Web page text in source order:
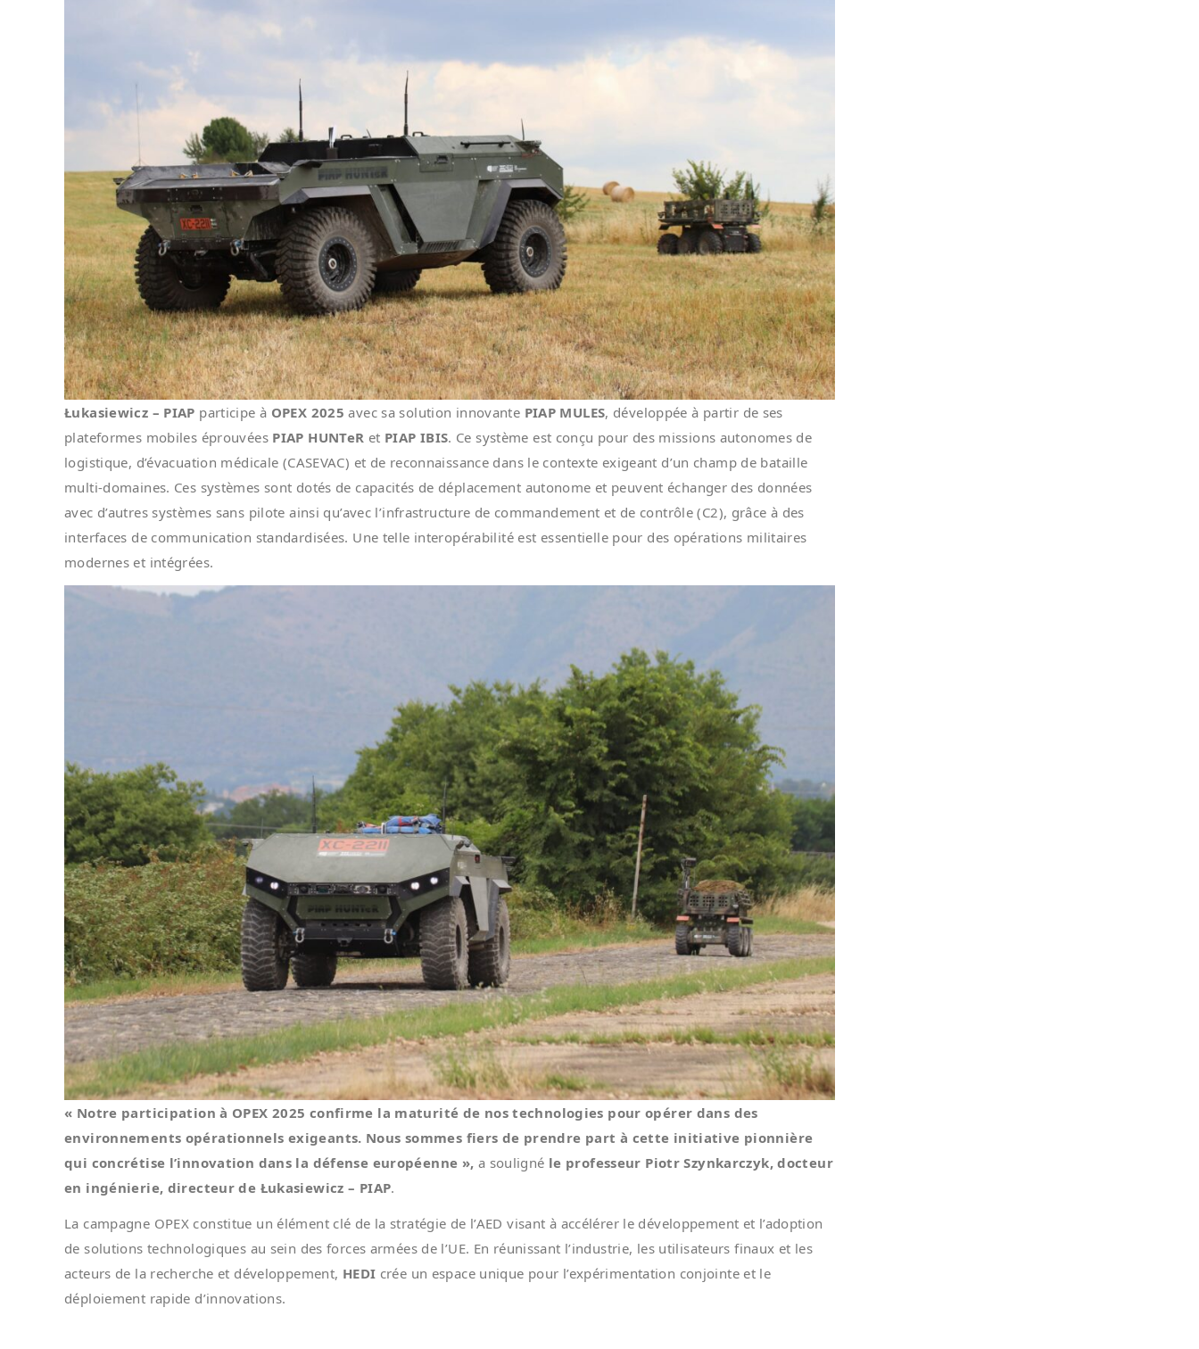
Łukasiewicz – PIAP participe à OPEX 2025 avec sa solution innovante PIAP MULES, développée à partir de ses
plateformes mobiles éprouvées PIAP HUNTeR et PIAP IBIS. Ce système est conçu pour des missions autonomes de
logistique, d’évacuation médicale (CASEVAC) et de reconnaissance dans le contexte exigeant d’un champ de bataille
multi-domaines. Ces systèmes sont dotés de capacités de déplacement autonome et peuvent échanger des données
avec d’autres systèmes sans pilote ainsi qu’avec l’infrastructure de commandement et de contrôle (C2), grâce à des
interfaces de communication standardisées. Une telle interopérabilité est essentielle pour des opérations militaires
modernes et intégrées.
« Notre participation à OPEX 2025 confirme la maturité de nos technologies pour opérer dans des
environnements opérationnels exigeants. Nous sommes fiers de prendre part à cette initiative pionnière
qui concrétise l’innovation dans la défense européenne », a souligné le professeur Piotr Szynkarczyk, docteur
en ingénierie, directeur de Łukasiewicz – PIAP.
La campagne OPEX constitue un élément clé de la stratégie de l’AED visant à accélérer le développement et l’adoption
de solutions technologiques au sein des forces armées de l’UE. En réunissant l’industrie, les utilisateurs finaux et les
acteurs de la recherche et développement, HEDI crée un espace unique pour l’expérimentation conjointe et le
déploiement rapide d’innovations.